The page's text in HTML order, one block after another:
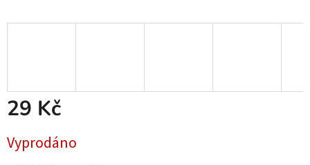
29 Kč
cena:
Vyprodáno